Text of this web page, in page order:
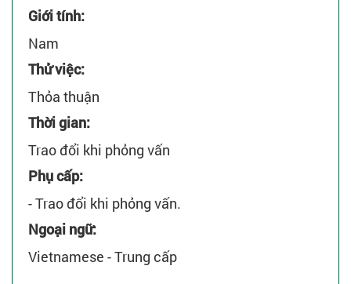
Giới tính:
Nam
Thử việc:
Thỏa thuận
Thời gian:
Trao đổi khi phỏng vấn
Phụ cấp:
- Trao đổi khi phỏng vấn.
Ngoại ngữ:
Vietnamese - Trung cấp